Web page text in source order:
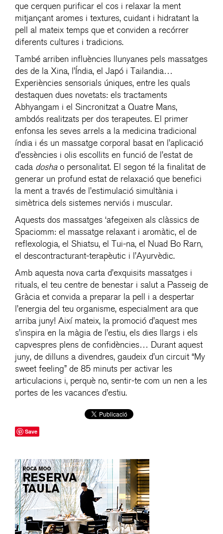
que cerquen purificar el cos i relaxar la ment
mitjançant aromes i textures, cuidant i hidratant la
pell al mateix temps que et conviden a recórrer
diferents cultures i tradicions.
També arriben influències llunyanes pels massatges
des de la Xina, l’Índia, el Japó i Tailandia…
Experiències sensorials úniques, entre les quals
destaquen dues novetats: els tractaments
Abhyangam i el Sincronitzat a Quatre Mans,
ambdós realitzats per dos terapeutes. El primer
enfonsa les seves arrels a la medicina tradicional
índia i és un massatge corporal basat en l’aplicació
d’essències i olis escollits en funció de l’estat de
cada doshao personalitat. El segon té la finalitat de
generar un profund estat de relaxació que benefici
la ment a través de l’estimulació simultània i
simètrica dels sistemes nerviós i muscular.
Aquests dos massatges ‘afegeixen als clàssics de
Spaciomm: el massatge relaxant i aromàtic, el de
reflexologia, el Shiatsu, el Tui-na, el Nuad Bo Rarn,
el descontracturant-terapèutic i l’Ayurvèdic.
Amb aquesta nova carta d’exquisits massatges i
rituals, el teu centre de benestar i salut a Passeig de
Gràcia et convida a preparar la pell i a despertar
l’energia del teu organisme, especialment ara que
arriba juny! Així mateix, la promoció d’aquest mes
s’inspira en la màgia de l’estiu, els dies llargs i els
capvespres plens de confidències… Durant aquest
juny, de dilluns a divendres, gaudeix d’un circuit “My
sweet feeling” de 85 minuts per activar les
articulacions i, perquè no, sentir-te com un nen a les
portes de les vacances d’estiu.
Save